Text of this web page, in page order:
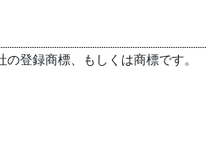
登録商標、もしくは商標です。